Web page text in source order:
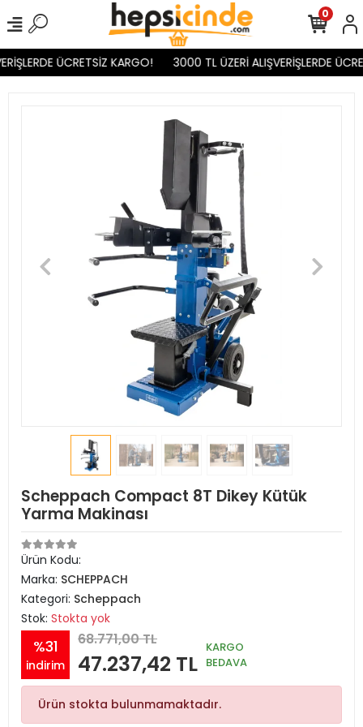
ÜCRETSİZ KARGO! 3000 TL ÜZERİ ALIŞVERİŞLERDE
0
Scheppach Compact 8T Dikey Kütük
Yarma Makinası
Ürün Kodu:
Marka: SCHEPPACH
Kategori: Scheppach
Stok: Stokta yok
%31
indirim
68.771,00 TL
47.237,42 TL
KARGO
BEDAVA
Ürün stokta bulunmamaktadır.